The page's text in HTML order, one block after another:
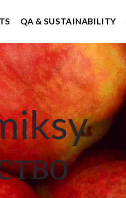
QA & SUSTAINABILITY